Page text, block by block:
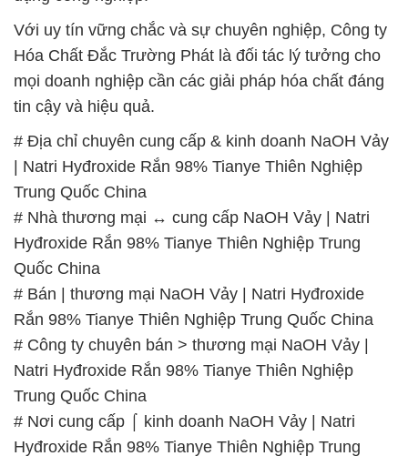
Với uy tín vững chắc và sự chuyên nghiệp, Công ty
Hóa Chất Đắc Trường Phát là đối tác lý tưởng cho
mọi doanh nghiệp cần các giải pháp hóa chất đáng
tin cậy và hiệu quả.
# Địa chỉ chuyên cung cấp & kinh doanh NaOH Vảy
| Natri Hyđroxide Rắn 98% Tianye Thiên Nghiệp
Trung Quốc China
# Nhà thương mại ↔ cung cấp NaOH Vảy | Natri
Hyđroxide Rắn 98% Tianye Thiên Nghiệp Trung
Quốc China
# Bán | thương mại NaOH Vảy | Natri Hyđroxide
Rắn 98% Tianye Thiên Nghiệp Trung Quốc China
# Công ty chuyên bán > thương mại NaOH Vảy |
Natri Hyđroxide Rắn 98% Tianye Thiên Nghiệp
Trung Quốc China
# Nơi cung cấp ⌠ kinh doanh NaOH Vảy | Natri
Hyđroxide Rắn 98% Tianye Thiên Nghiệp Trung